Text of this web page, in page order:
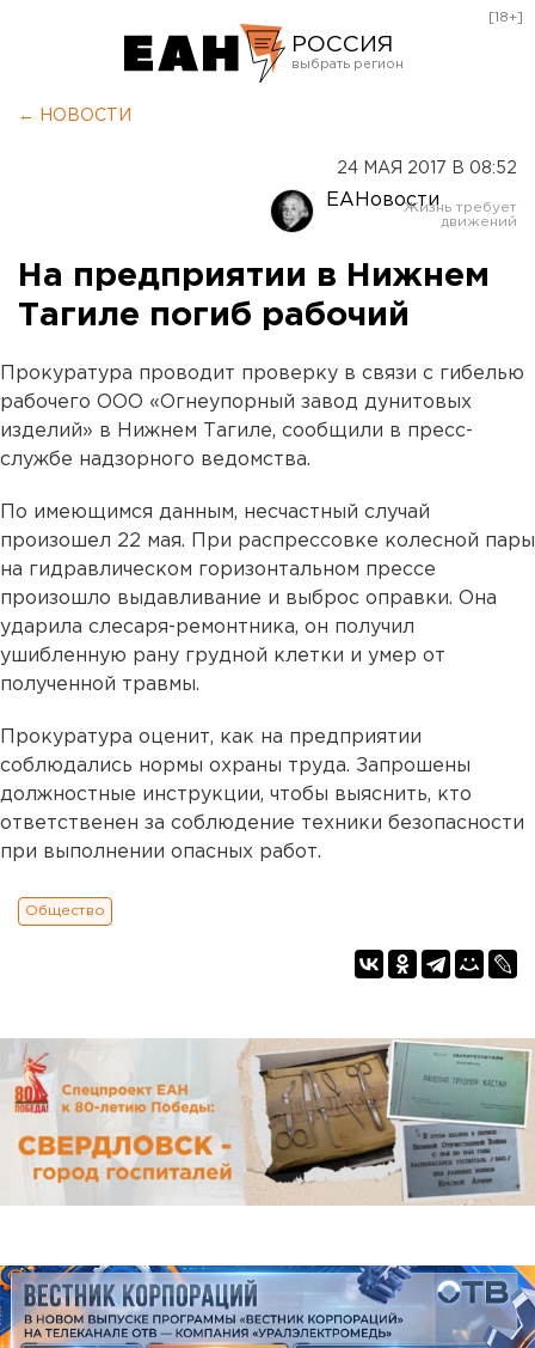
РОССИЯ
Оренбург
[18+]
← НОВОСТИ
24 МАЯ 2017 В 08:52
ЕАНовости
На предприятии в Нижнем
Тагиле погиб рабочий
Прокуратура проводит проверку в связи с гибелью
рабочего ООО «Огнеупорный завод дунитовых
изделий» в Нижнем Тагиле, сообщили в пресс-
службе надзорного ведомства.
По имеющимся данным, несчастный случай
произошел 22 мая. При распрессовке колесной пары
на гидравлическом горизонтальном прессе
произошло выдавливание и выброс оправки. Она
ударила слесаря-ремонтника, он получил
ушибленную рану грудной клетки и умер от
полученной травмы.
Прокуратура оценит, как на предприятии
соблюдались нормы охраны труда. Запрошены
должностные инструкции, чтобы выяснить, кто
ответственен за соблюдение техники безопасности
при выполнении опасных работ.
Общество